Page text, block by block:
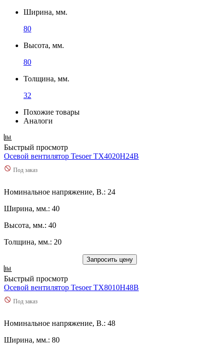
Ширина, мм.
80
Высота, мм.
80
Толщина, мм.
32
Похожие товары
Аналоги
Быстрый просмотр
Осевой вентилятор Tesoer TX4020H24B
Под заказ
Номинальное напряжение, В.: 24
Ширина, мм.: 40
Высота, мм.: 40
Толщина, мм.: 20
Запросить цену
Быстрый просмотр
Осевой вентилятор Tesoer TX8010H48B
Под заказ
Номинальное напряжение, В.: 48
Ширина, мм.: 80